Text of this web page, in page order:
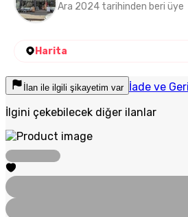
Ara 2024 tarihinden beri üye
Harita
İlan ile ilgili şikayetim var İade ve
İlgini çekebilecek diğer ilanlar